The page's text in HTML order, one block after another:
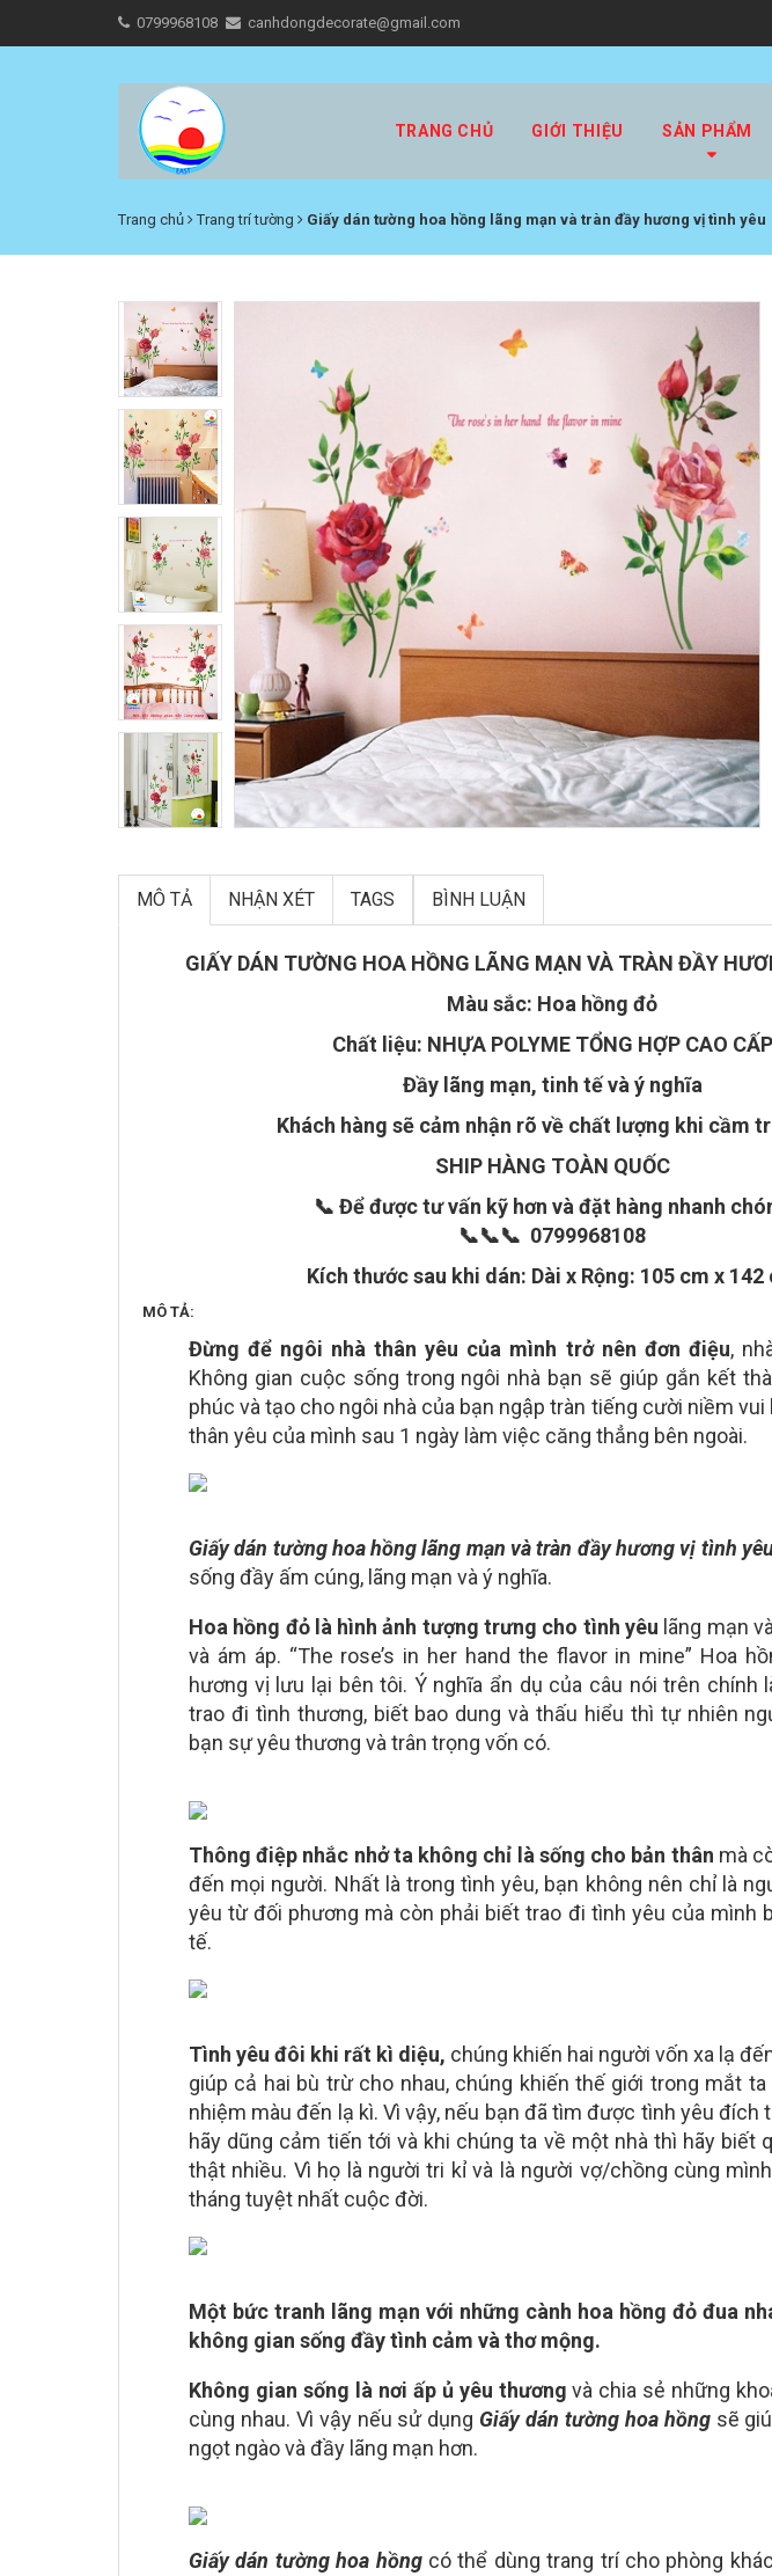
0799968108 canhdongdecorate@gmail.com
TRANG CHỦ GIỚI THIỆU SẢN PHẨM
Trang chủ Trang trí tường Giấy dán tường hoa hồng lãng mạn và tràn đầy hương vị tình yêu
MÔ TẢ NHẬN XÉT TAGS BÌNH LUẬN
GIẤY DÁN TƯỜNG HOA HỒNG LÃNG MẠN VÀ TRÀN ĐẦY
Màu sắc: Hoa hồng đỏ
Chất liệu: NHỰA POLYME TỔNG HỢP CAO CẤP
Đầy lãng mạn, tinh tế và ý nghĩa
Khách hàng sẽ cảm nhận rõ về chất lượng khi cầm
SHIP HÀNG TOÀN QUỐC
📞 Để được tư vấn kỹ hơn và đặt hàng nhanh
📞📞📞 0799968108
Kích thước sau khi dán: Dài x Rộng: 105 cm x 142
MÔ TẢ:
Đừng để ngôi nhà thân yêu của mình trở nên đơn điệu,
Không gian cuộc sống trong ngôi nhà bạn sẽ giúp gắn kết
phúc và tạo cho ngôi nhà của bạn ngập tràn tiếng cười niềm vui
thân yêu của mình sau 1 ngày làm việc căng thẳng bên ngoài.
Giấy dán tường hoa hồng lãng mạn và tràn đầy hương vị tình
sống đầy ấm cúng, lãng mạn và ý nghĩa.
Hoa hồng đỏ là hình ảnh tượng trưng cho tình yêu lãng mạn
và ám áp. “The rose’s in her hand the flavor in mine” Hoa
hương vị lưu lại bên tôi. Ý nghĩa ẩn dụ của câu nói trên chính
trao đi tình thương, biết bao dung và thấu hiểu thì tự nhiên
bạn sự yêu thương và trân trọng vốn có.
Thông điệp nhắc nhở ta không chỉ là sống cho bản thân mà
đến mọi người. Nhất là trong tình yêu, bạn không nên chỉ là
yêu từ đối phương mà còn phải biết trao đi tình yêu của mình
tế.
Tình yêu đôi khi rất kì diệu, chúng khiến hai người vốn xa lạ
giúp cả hai bù trừ cho nhau, chúng khiến thế giới trong mắt
nhiệm màu đến lạ kì. Vì vậy, nếu bạn đã tìm được tình yêu đích
hãy dũng cảm tiến tới và khi chúng ta về một nhà thì hãy biết
thật nhiều. Vì họ là người tri kỉ và là người vợ/chồng cùng
tháng tuyệt nhất cuộc đời.
Một bức tranh lãng mạn với những cành hoa hồng đỏ đua
không gian sống đầy tình cảm và thơ mộng.
Không gian sống là nơi ấp ủ yêu thương và chia sẻ những
cùng nhau. Vì vậy nếu sử dụng Giấy dán tường hoa hồngsẽ
ngọt ngào và đầy lãng mạn hơn.
Giấy dán tường hoa hồngcó thể dùng trang trí cho phòng